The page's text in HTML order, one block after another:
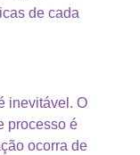
de cada
inevitável. O
processo é
ocorra de